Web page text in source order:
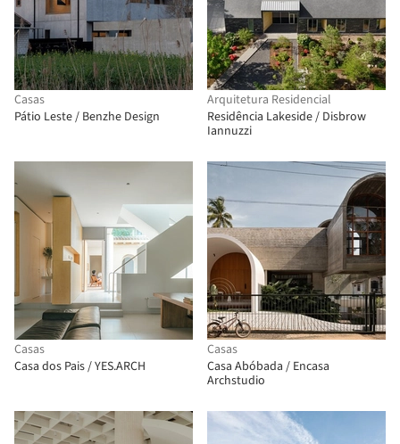
Casas
Pátio Leste / Benzhe Design
Arquitetura Residencial
Residência Lakeside / Disbrow
Iannuzzi
Casas
Casa dos Pais / YES.ARCH
Casas
Casa Abóbada / Encasa
Archstudio